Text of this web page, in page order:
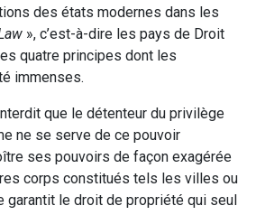
des états modernes dans les
», c’est-à-dire les pays de Droit
quatre principes dont les
immenses.
que le détenteur du privilège
ne se serve de ce pouvoir
ses pouvoirs de façon exagérée
corps constitués tels les villes ou
garantit le droit de propriété qui seul